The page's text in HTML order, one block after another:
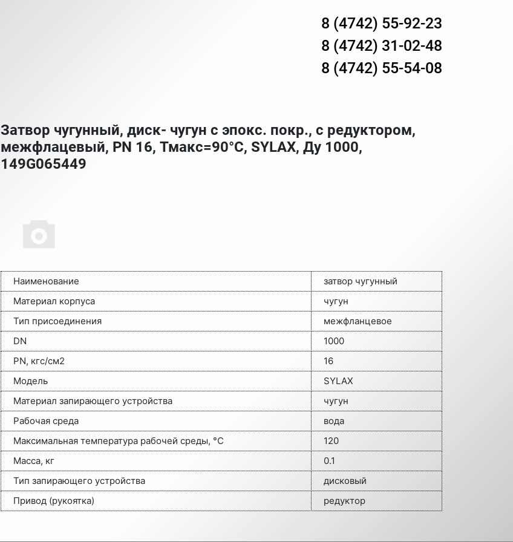
8 (4742) 55-92-23
8 (4742) 31-02-48
8 (4742) 55-54-08
Затвор чугунный, диск- чугун с эпокс. покр., с редуктором,
межфлацевый, PN 16, Тмакс=90°С, SYLAX, Ду 1000,
149G065449
Наименование
затвор чугунный
Материал корпуса
чугун
Тип присоединения
межфланцевое
DN
1000
PN, кгс/см2
16
Модель
SYLAX
Материал запирающего устройства
чугун
Рабочая среда
вода
Максимальная температура рабочей среды, °C
120
Масса, кг
0.1
Тип запирающего устройства
дисковый
Привод (рукоятка)
редуктор